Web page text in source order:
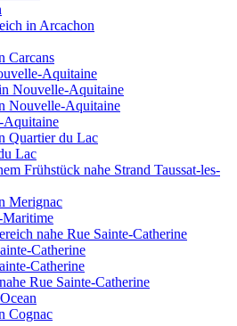
in Arcachon
Carcans
Aquitaine
Nouvelle-Aquitaine
Nouvelle-Aquitaine
Aquitaine
Quartier du Lac
Lac
Frühstück nahe Strand Taussat-les-
Merignac
Maritime
nahe Rue Sainte-Catherine
Catherine
Catherine
Rue Sainte-Catherine
Cognac